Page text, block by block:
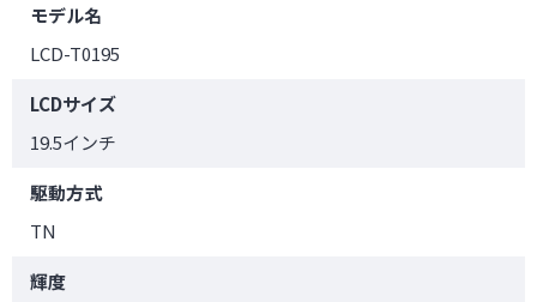
モデル名
LCD-T0195
LCDサイズ
19.5インチ
駆動方式
TN
輝度